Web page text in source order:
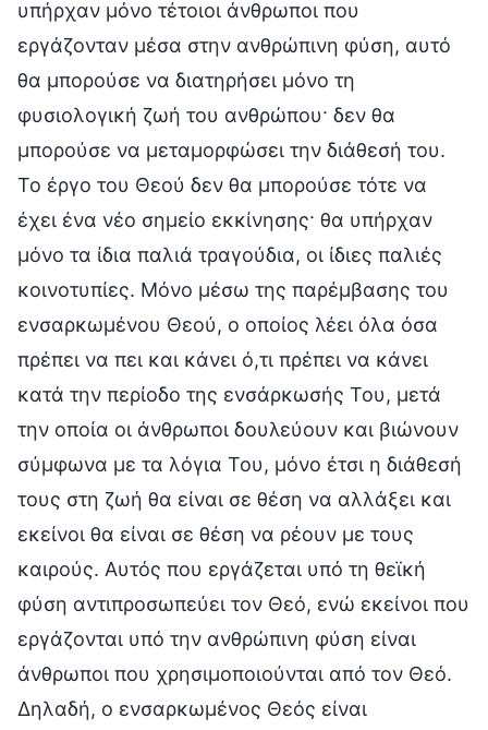
υπήρχαν μόνο τέτοιοι άνθρωποι που
εργάζονταν μέσα στην ανθρώπινη φύση, αυτό
θα μπορούσε να διατηρήσει μόνο τη
φυσιολογική ζωή του ανθρώπου· δεν θα
μπορούσε να μεταμορφώσει την διάθεσή του.
Το έργο του Θεού δεν θα μπορούσε τότε να
έχει ένα νέο σημείο εκκίνησης· θα υπήρχαν
μόνο τα ίδια παλιά τραγούδια, οι ίδιες παλιές
κοινοτυπίες. Μόνο μέσω της παρέμβασης του
ενσαρκωμένου Θεού, ο οποίος λέει όλα όσα
πρέπει να πει και κάνει ό,τι πρέπει να κάνει
κατά την περίοδο της ενσάρκωσής Του, μετά
την οποία οι άνθρωποι δουλεύουν και βιώνουν
σύμφωνα με τα λόγια Του, μόνο έτσι η διάθεσή
τους στη ζωή θα είναι σε θέση να αλλάξει και
εκείνοι θα είναι σε θέση να ρέουν με τους
καιρούς. Αυτός που εργάζεται υπό τη θεϊκή
φύση αντιπροσωπεύει τον Θεό, ενώ εκείνοι που
εργάζονται υπό την ανθρώπινη φύση είναι
άνθρωποι που χρησιμοποιούνται από τον Θεό.
Δηλαδή, ο ενσαρκωμένος Θεός είναι